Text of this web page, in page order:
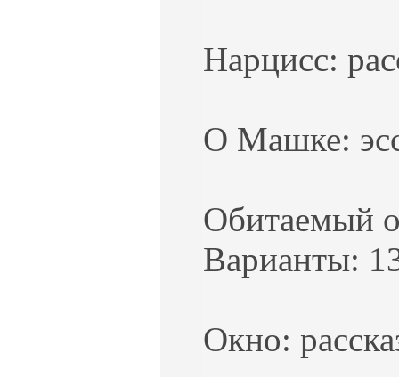
Нарцисс:
О Машке:
Обитаемый
Варианты:
Окно: